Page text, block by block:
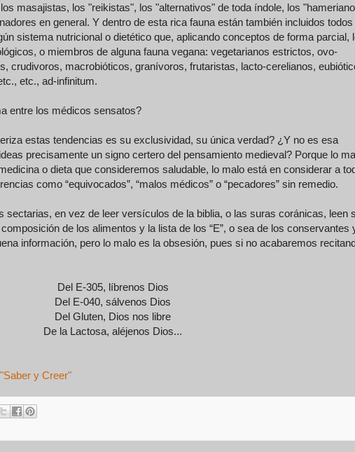
masajistas, los "reikistas", los "alternativos" de toda índole, los
en general. Y dentro de esta rica fauna están también incluidos todos
sistema nutricional o dietético que, aplicando conceptos de forma parcial,
o miembros de alguna fauna vegana: vegetarianos estrictos, ovo-
crudivoros, macrobióticos, granívoros, frutaristas, lacto-cerelianos,
etc., ad-infinitum.
entre los médicos sensatos?
estas tendencias es su exclusividad, su única verdad? ¿Y no es esa
precisamente un signo certero del pensamiento medieval? Porque lo
o dieta que consideremos saludable, lo malo está en considerar a
como “equivocados”, “malos médicos” o “pecadores” sin remedio.
sectarias, en vez de leer versículos de la biblia, o las suras coránicas, leen
de los alimentos y la lista de los “E”, o sea de los conservantes
información, pero lo malo es la obsesión, pues si no acabaremos
Del E-305, líbrenos Dios
Del E-040, sálvenos Dios
Del Gluten, Dios nos libre
De la Lactosa, aléjenos Dios...
y Creer"